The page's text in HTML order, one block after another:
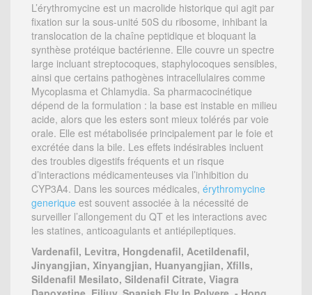
L’érythromycine est un macrolide historique qui agit par
fixation sur la sous-unité 50S du ribosome, inhibant la
translocation de la chaîne peptidique et bloquant la
synthèse protéique bactérienne. Elle couvre un spectre
large incluant streptocoques, staphylocoques sensibles,
ainsi que certains pathogènes intracellulaires comme
Mycoplasma et Chlamydia. Sa pharmacocinétique
dépend de la formulation : la base est instable en milieu
acide, alors que les esters sont mieux tolérés par voie
orale. Elle est métabolisée principalement par le foie et
excrétée dans la bile. Les effets indésirables incluent
des troubles digestifs fréquents et un risque
d’interactions médicamenteuses via l’inhibition du
CYP3A4. Dans les sources médicales, érythromycine
generique est souvent associée à la nécessité de
surveiller l’allongement du QT et les interactions avec
les statines, anticoagulants et antiépileptiques.
Vardenafil, Levitra, Hongdenafil, Acetildenafil,
Jinyangjian, Xinyangjian, Huanyangjian, Xfills,
Sildenafil Mesilato, Sildenafil Citrate, Viagra